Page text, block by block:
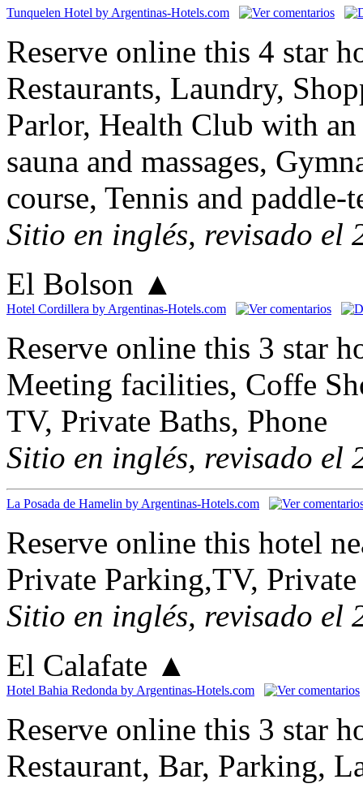
Tunquelen Hotel by Argentinas-Hotels.com
Reserve online this 4 star
Restaurants, Laundry,
Parlor, Health Club with
sauna and massages,
course, Tennis and paddle-
Sitio en inglés, revisado el
El Bolson ▲
Hotel Cordillera by Argentinas-Hotels.com
Reserve online this 3 star
Meeting facilities, Coffe
TV, Private Baths, Phone
Sitio en inglés, revisado el
La Posada de Hamelin by Argentinas-Hotels.com
Reserve online this hotel
Private Parking,TV, Private
Sitio en inglés, revisado el
El Calafate ▲
Hotel Bahia Redonda by Argentinas-Hotels.com
Reserve online this 3 star
Restaurant, Bar, Parking,